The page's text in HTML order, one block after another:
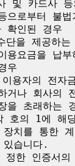
및 카드사
으로부터 불법
확인된 경우
단을 제공하는
용요금을 납
우
용자의 전자
거나 회사의
을 초래하는
의 1에 해당
치를 통한 계
습니다.
한 인증서의